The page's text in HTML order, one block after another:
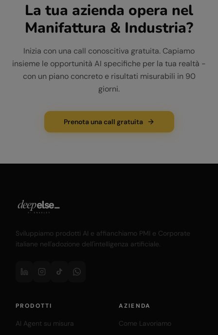
La tua azienda opera nel
Manifattura & Industria?
Inizia con una call conoscitiva gratuita. Capiamo
insieme le opportunità AI specifiche per la tua realtà -
con un piano concreto e risultati misurabili in 90
giorni.
Prenota una call gratuita
Sviluppiamo prodotti AI e affianchiamo PMI e Corporate
italiane nell'adozione dell'intelligenza artificiale.
PRODOTTI
AI Agent su misura
AZIENDA
Come Lavoriamo